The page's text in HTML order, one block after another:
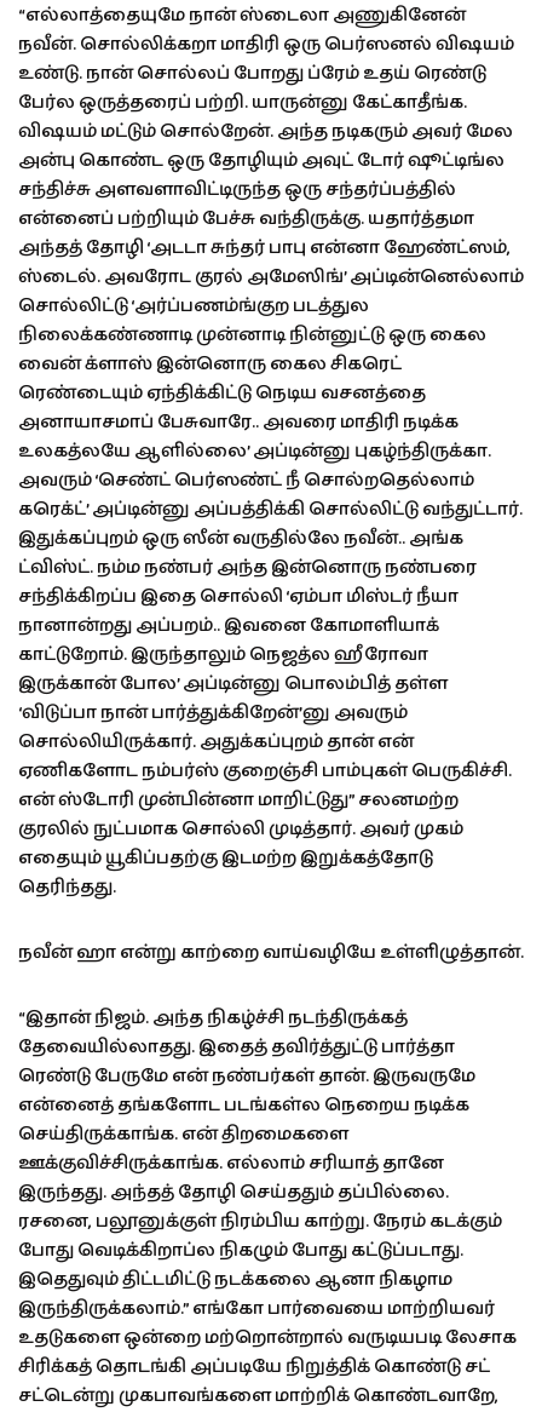
“எல்லாத்தையுமே நான் ஸ்டைலா அணுகினேன்
நவீன். சொல்லிக்கறா மாதிரி ஒரு பெர்ஸனல் விஷயம்
உண்டு. நான் சொல்லப் போறது ப்ரேம் உதய் ரெண்டு
பேர்ல ஒருத்தரைப் பற்றி. யாருன்னு கேட்காதீங்க.
விஷயம் மட்டும் சொல்றேன். அந்த நடிகரும் அவர் மேல
அன்பு கொண்ட ஒரு தோழியும் அவுட் டோர் ஷூட்டிங்ல
சந்திச்சு அளவளாவிட்டிருந்த ஒரு சந்தர்ப்பத்தில்
என்னைப் பற்றியும் பேச்சு வந்திருக்கு. யதார்த்தமா
அந்தத் தோழி ‘அடடா சுந்தர் பாபு என்னா ஹேண்ட்ஸம்,
ஸ்டைல். அவரோட குரல் அமேஸிங்’ அப்டின்னெல்லாம்
சொல்லிட்டு ‘அர்ப்பணம்ங்குற படத்துல
நிலைக்கண்ணாடி முன்னாடி நின்னுட்டு ஒரு கைல
வைன் க்ளாஸ் இன்னொரு கைல சிகரெட்
ரெண்டையும் ஏந்திக்கிட்டு நெடிய வசனத்தை
அனாயாசமாப் பேசுவாரே.. அவரை மாதிரி நடிக்க
உலகத்லயே ஆளில்லை’ அப்டின்னு புகழ்ந்திருக்கா.
அவரும் ‘செண்ட் பெர்ஸண்ட் நீ சொல்றதெல்லாம்
கரெக்ட்’ அப்டின்னு அப்பத்திக்கி சொல்லிட்டு வந்துட்டார்.
இதுக்கப்புறம் ஒரு ஸீன் வருதில்லே நவீன்.. அங்க
ட்விஸ்ட். நம்ம நண்பர் அந்த இன்னொரு நண்பரை
சந்திக்கிறப்ப இதை சொல்லி ‘ஏம்பா மிஸ்டர் நீயா
நானான்றது அப்பறம்.. இவனை கோமாளியாக்
காட்டுறோம். இருந்தாலும் நெஜத்ல ஹீரோவா
இருக்கான் போல’ அப்டின்னு பொலம்பித் தள்ள
‘விடுப்பா நான் பார்த்துக்கிறேன்’னு அவரும்
சொல்லியிருக்கார். அதுக்கப்புறம் தான் என்
ஏணிகளோட நம்பர்ஸ் குறைஞ்சி பாம்புகள் பெருகிச்சி.
என் ஸ்டோரி முன்பின்னா மாறிட்டுது” சலனமற்ற
குரலில் நுட்பமாக சொல்லி முடித்தார். அவர் முகம்
எதையும் யூகிப்பதற்கு இடமற்ற இறுக்கத்தோடு
தெரிந்தது.
நவீன் ஹா என்று காற்றை வாய்வழியே உள்ளிழுத்தான்.
“இதான் நிஜம். அந்த நிகழ்ச்சி நடந்திருக்கத்
தேவையில்லாதது. இதைத் தவிர்த்துட்டு பார்த்தா
ரெண்டு பேருமே என் நண்பர்கள் தான். இருவருமே
என்னைத் தங்களோட படங்கள்ல நெறைய நடிக்க
செய்திருக்காங்க. என் திறமைகளை
ஊக்குவிச்சிருக்காங்க. எல்லாம் சரியாத் தானே
இருந்தது. அந்தத் தோழி செய்ததும் தப்பில்லை.
ரசனை, பலூனுக்குள் நிரம்பிய காற்று. நேரம் கடக்கும்
போது வெடிக்கிறாப்ல நிகழும் போது கட்டுப்படாது.
இதெதுவும் திட்டமிட்டு நடக்கலை ஆனா நிகழாம
இருந்திருக்கலாம்.” எங்கோ பார்வையை மாற்றியவர்
உதடுகளை ஒன்றை மற்றொன்றால் வருடியபடி லேசாக
சிரிக்கத் தொடங்கி அப்படியே நிறுத்திக் கொண்டு சட்
சட்டென்று முகபாவங்களை மாற்றிக் கொண்டவாறே,